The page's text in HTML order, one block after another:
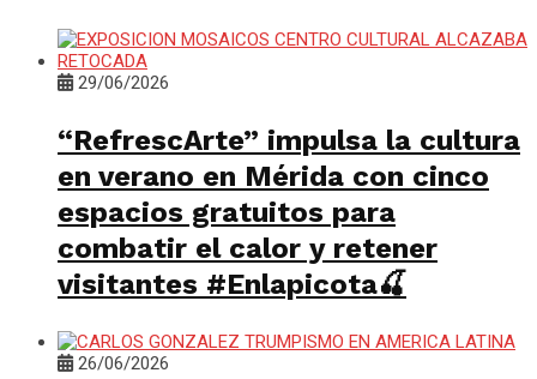
29/06/2026
“RefrescArte” impulsa la cultura
en verano en Mérida con cinco
espacios gratuitos para
combatir el calor y retener
visitantes #Enlapicota🍒
26/06/2026